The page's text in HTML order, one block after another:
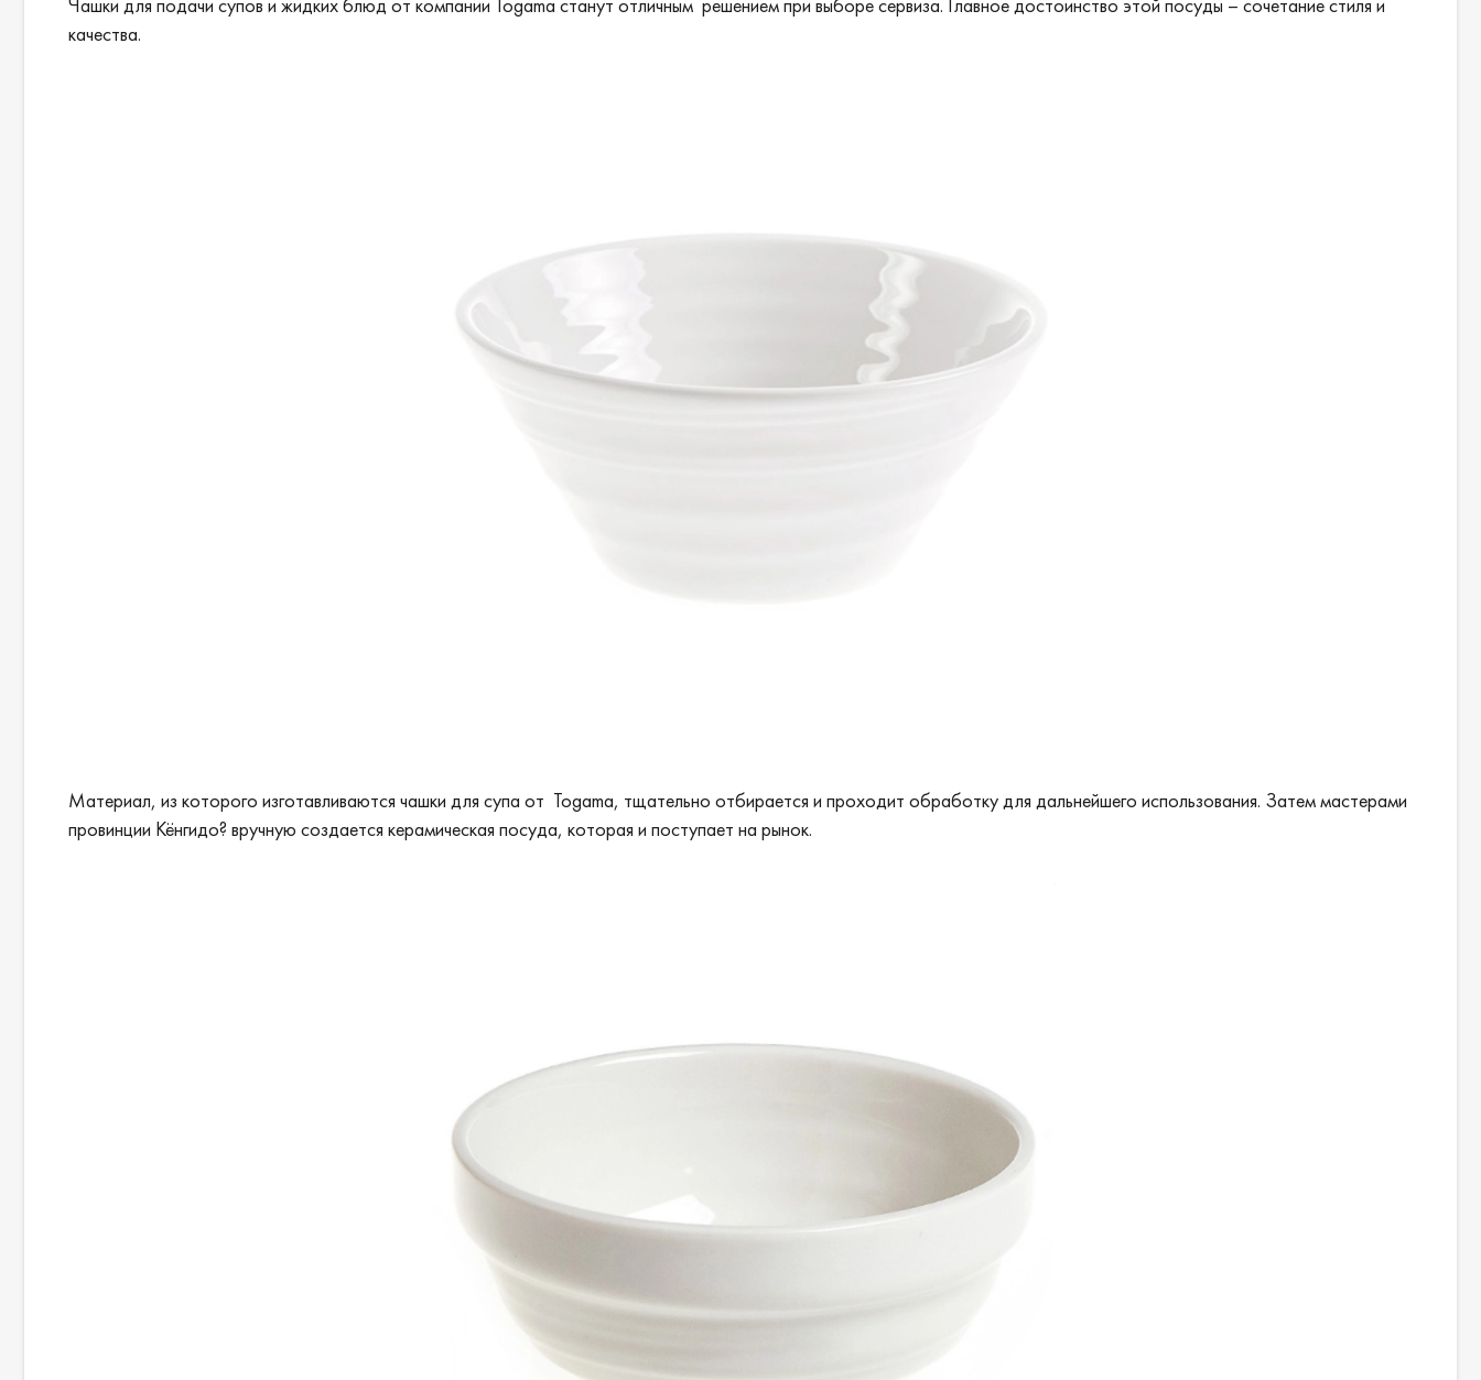
Серия: «Togama Cream
- чашка для супа – 11,9х5,3см.
качества.
Материал, из которого изготавливаются чашки для супа от Togama, тщательно отбирается и проходит обработку для дальнейшего использования. Затем мастерами
провинции Кёнгидо? вручную создается керамическая посуда, которая и поступает на рынок.